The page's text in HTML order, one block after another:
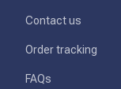
Contact us
Order tracking
FAQs